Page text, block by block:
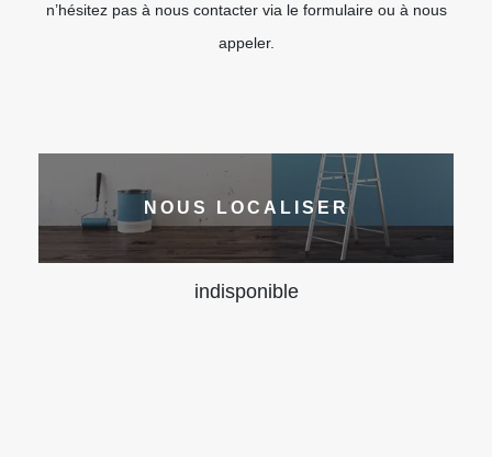
n’hésitez pas à nous contacter via le formulaire ou à nous
appeler.
NOUS LOCALISER
indisponible